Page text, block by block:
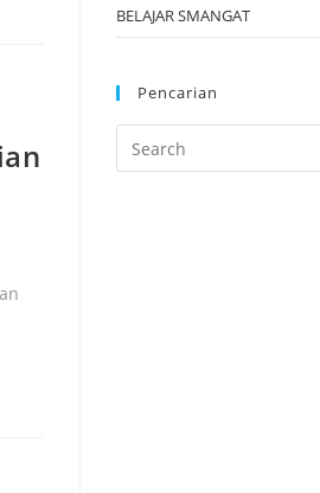
BELAJAR SMANGAT
Pencarian